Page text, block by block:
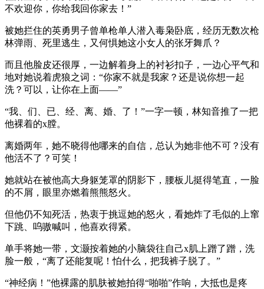
不欢迎你，你给我回你家去！”
被她拦住的英勇男子曾单枪单人潜入毒枭卧底，经历无数次枪
林弹雨、死里逃生，又何惧她这小女人的张牙舞爪？
而且他脸皮还很厚，一边解着身上的衬衫扣子，一边心平气和
地对她说着虎狼之词：“你家不就是我家？还是说你想一起
洗？可以，让你在上面——”
“我、们、已、经、离、婚、了！”一字一顿，林知音推了一把
他裸着的x膛。
离婚两年，她不晓得他哪来的自信，总认为她非他不可？没有
他活不了？可笑！
她就站在被他高大身躯笼罩的阴影下，腰板儿挺得笔直，一脸
的不屑，眼里亦燃着熊熊怒火。
但他仍不知死活，热衷于挑逗她的怒火，看她炸了毛似的上窜
下跳、呜嗷喊叫，他喜欢得紧。
单手将她一带，文灏按着她的小脑袋往自己x肌上蹭了蹭，洗
脸一般，“离了还能复呢！怕什么，把我裤子脱了。”
“神经病！”他裸露的肌肤被她拍得“啪啪”作响，大抵也是疼